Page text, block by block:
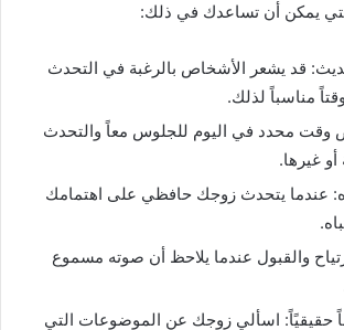
يمكن أن تساعدك في ذلك:
قد يشعر الأشخاص بالرغبة في التحدث
مناسباً لذلك.
محدد في اليوم للجلوس معاً والتحدث
غيرها.
عندما يتحدث زوجك حافظي على اهتمامك
والقبول عندما يلاحظ أن صوته مسموع
حقيقيًاً: اسألي زوجك عن الموضوعات التي